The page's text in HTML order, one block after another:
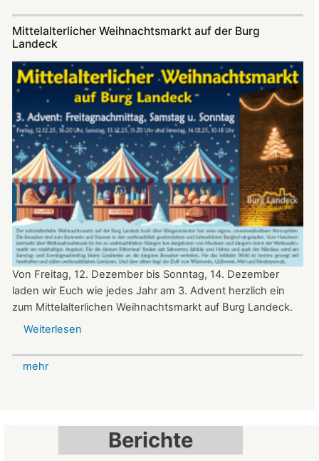
Burg
Mittelalterlicher Weihnachtsmarkt auf der Burg
Landeck
Von Freitag, 12. Dezember bis Sonntag, 14. Dezember
laden wir Euch wie jedes Jahr am 3. Advent herzlich ein
zum Mittelalterlichen Weihnachtsmarkt auf Burg Landeck.
Weiterlesen
Landeck
mehr
Berichte